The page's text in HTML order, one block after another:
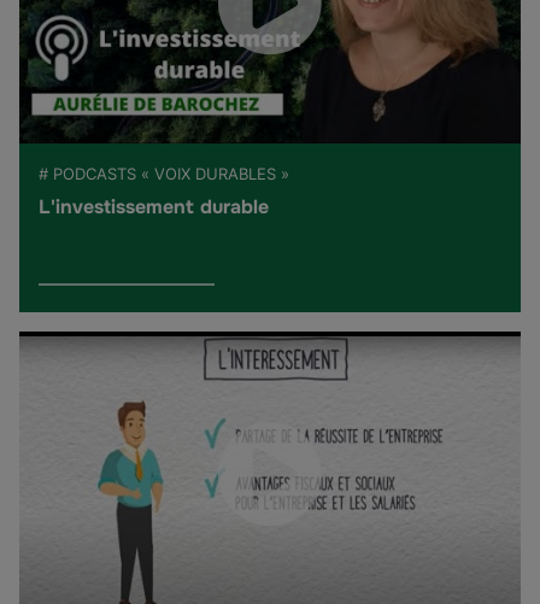
# PODCASTS « VOIX DURABLES »
L'investissement durable